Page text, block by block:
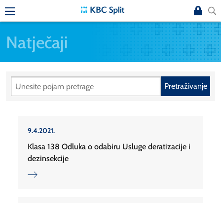
Natječaji
Pretraživanje
9.4.2021.
Klasa 138 Odluka o odabiru Usluge deratizacije i
dezinsekcije